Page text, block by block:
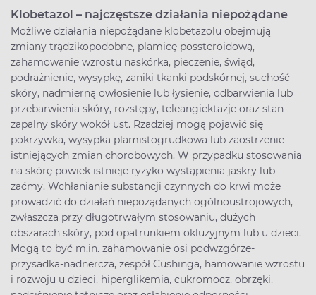
Klobetazol – najczęstsze działania niepożądane
Możliwe działania niepożądane klobetazolu obejmują
zmiany trądzikopodobne, plamicę possteroidową,
zahamowanie wzrostu naskórka, pieczenie, świąd,
podrażnienie, wysypkę, zaniki tkanki podskórnej, suchość
skóry, nadmierną owłosienie lub łysienie, odbarwienia lub
przebarwienia skóry, rozstępy, teleangiektazje oraz stan
zapalny skóry wokół ust. Rzadziej mogą pojawić się
pokrzywka, wysypka plamistogrudkowa lub zaostrzenie
istniejących zmian chorobowych. W przypadku stosowania
na skórę powiek istnieje ryzyko wystąpienia jaskry lub
zaćmy. Wchłanianie substancji czynnych do krwi może
prowadzić do działań niepożądanych ogólnoustrojowych,
zwłaszcza przy długotrwałym stosowaniu, dużych
obszarach skóry, pod opatrunkiem okluzyjnym lub u dzieci.
Mogą to być m.in. zahamowanie osi podwzgórze-
przysadka-nadnercza, zespół Cushinga, hamowanie wzrostu
i rozwoju u dzieci, hiperglikemia, cukromocz, obrzęki,